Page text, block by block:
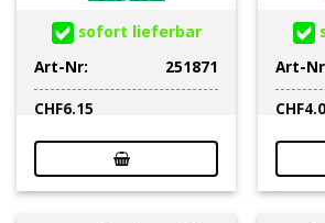
sofort lieferbar
Art-Nr:
251871
CHF6.15
Art-
CHF